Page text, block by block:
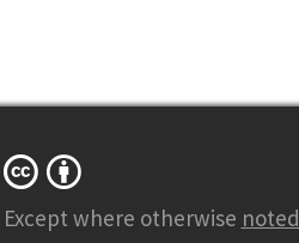
Except where otherwise noted